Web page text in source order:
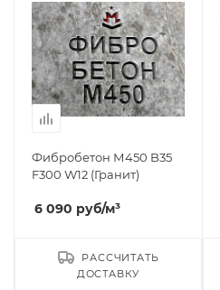
Фибробетон М450 B35
F300 W12 (Гранит)
6 090 руб/м³
РАССЧИТАТЬ
ДОСТАВКУ